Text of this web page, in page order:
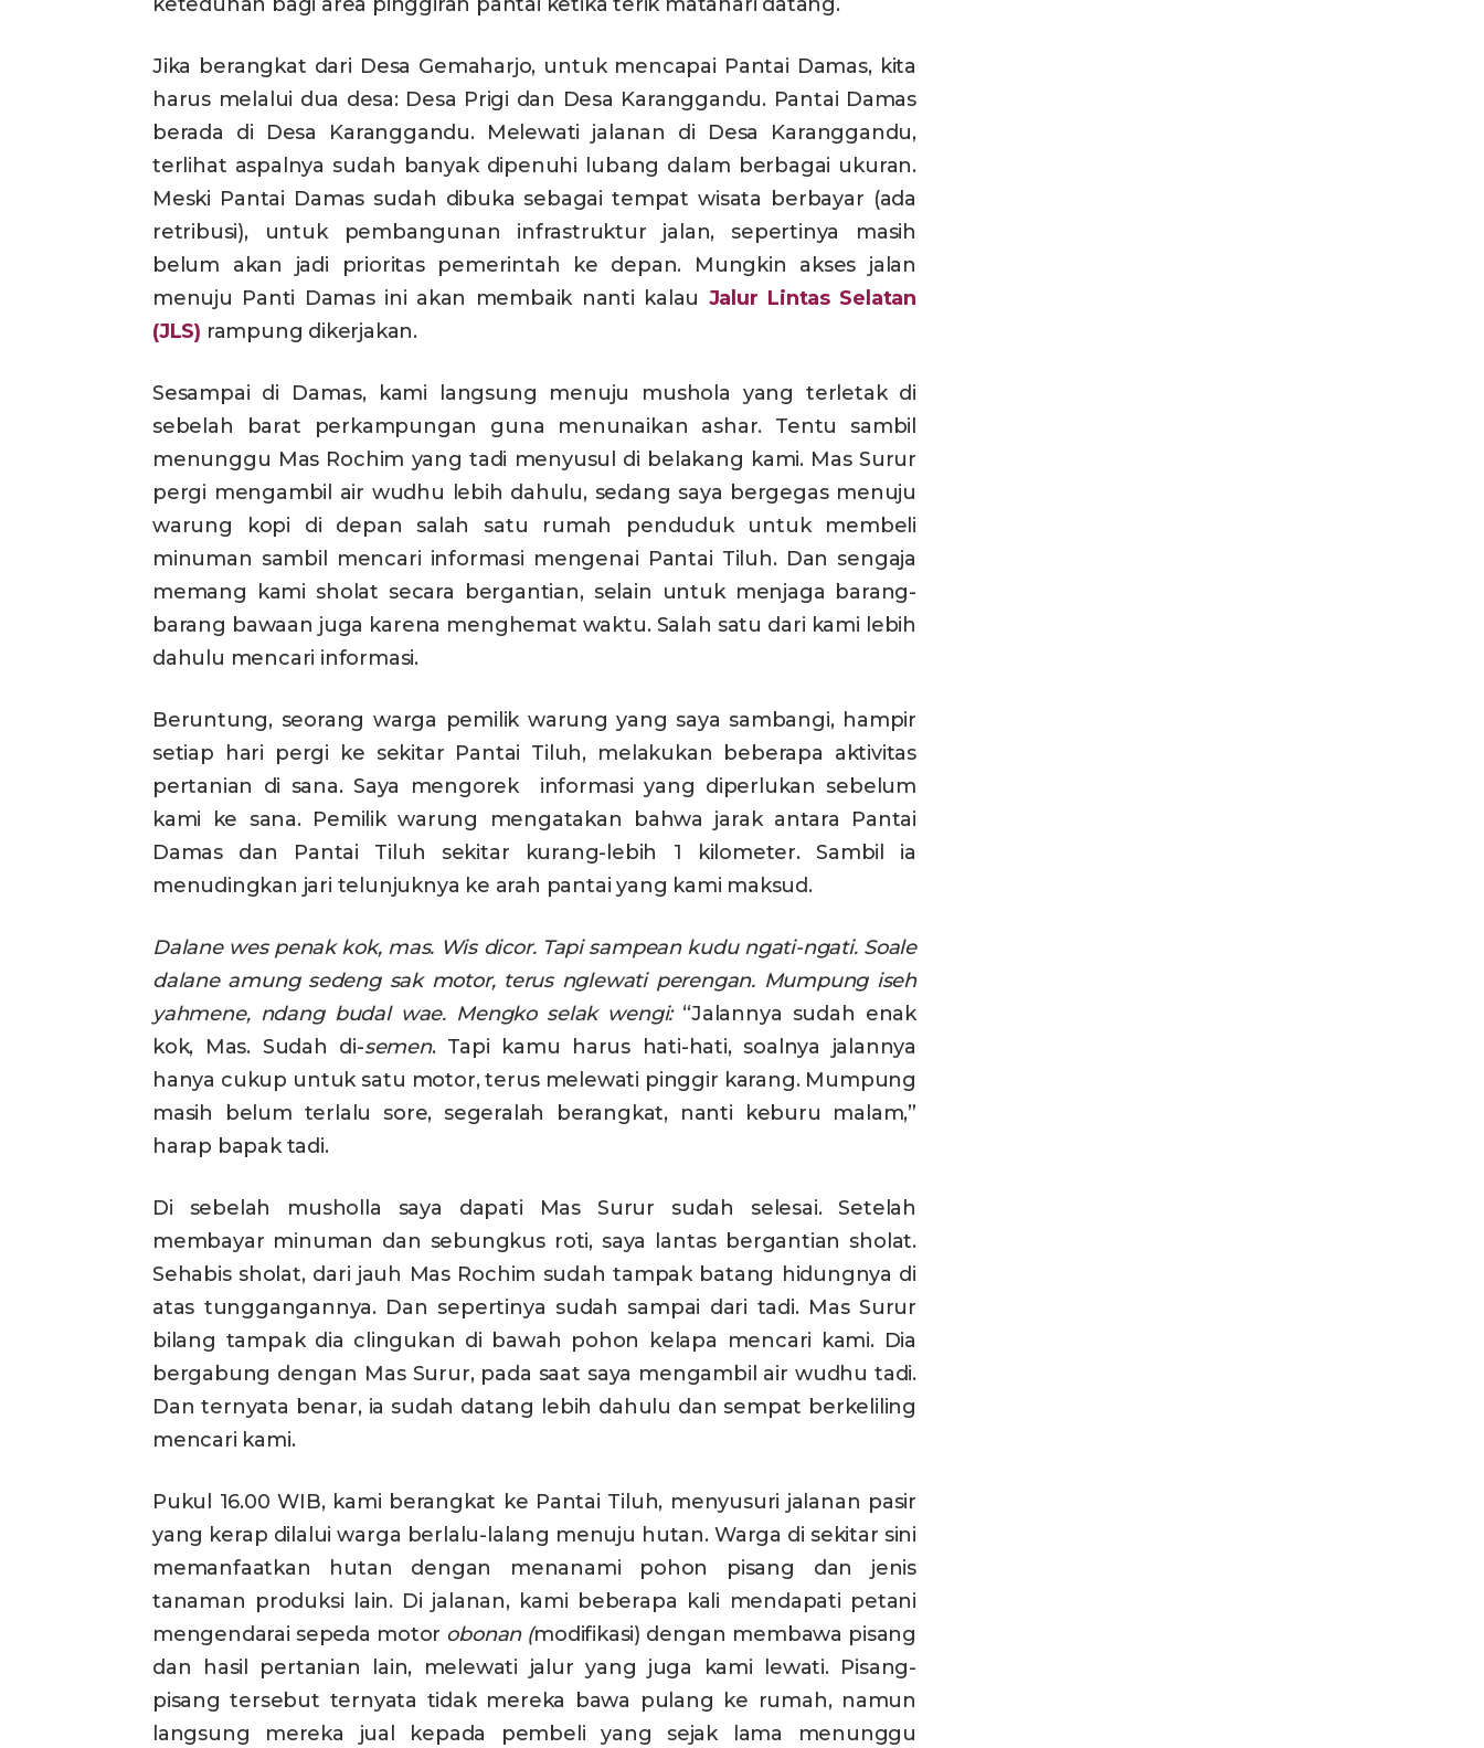
Jika berangkat dari Desa Gemaharjo, untuk mencapai Pantai Damas, kita
harus melalui dua desa: Desa Prigi dan Desa Karanggandu. Pantai Damas
berada di Desa Karanggandu. Melewati jalanan di Desa Karanggandu,
terlihat aspalnya sudah banyak dipenuhi lubang dalam berbagai ukuran.
Meski Pantai Damas sudah dibuka sebagai tempat wisata berbayar (ada
retribusi), untuk pembangunan infrastruktur jalan, sepertinya masih
belum akan jadi prioritas pemerintah ke depan. Mungkin akses jalan
menuju Panti Damas ini akan membaik nanti kalau Jalur Lintas Selatan
(JLS) rampung dikerjakan.
Sesampai di Damas, kami langsung menuju mushola yang terletak di
sebelah barat perkampungan guna menunaikan ashar. Tentu sambil
menunggu Mas Rochim yang tadi menyusul di belakang kami. Mas Surur
pergi mengambil air wudhu lebih dahulu, sedang saya bergegas menuju
warung kopi di depan salah satu rumah penduduk untuk membeli
minuman sambil mencari informasi mengenai Pantai Tiluh. Dan sengaja
memang kami sholat secara bergantian, selain untuk menjaga barang-
barang bawaan juga karena menghemat waktu. Salah satu dari kami lebih
dahulu mencari informasi.
Beruntung, seorang warga pemilik warung yang saya sambangi, hampir
setiap hari pergi ke sekitar Pantai Tiluh, melakukan beberapa aktivitas
pertanian di sana. Saya mengorek informasi yang diperlukan sebelum
kami ke sana. Pemilik warung mengatakan bahwa jarak antara Pantai
Damas dan Pantai Tiluh sekitar kurang-lebih 1 kilometer. Sambil ia
menudingkan jari telunjuknya ke arah pantai yang kami maksud.
Dalane wes penak kok, mas. Wis dicor. Tapi sampean kudu ngati-ngati. Soale
dalane amung sedeng sak motor, terus nglewati perengan. Mumpung iseh
yahmene, ndang budal wae. Mengko selak wengi: “Jalannya sudah enak
kok, Mas. Sudah di-semen. Tapi kamu harus hati-hati, soalnya jalannya
hanya cukup untuk satu motor, terus melewati pinggir karang. Mumpung
masih belum terlalu sore, segeralah berangkat, nanti keburu malam,”
harap bapak tadi.
Di sebelah musholla saya dapati Mas Surur sudah selesai. Setelah
membayar minuman dan sebungkus roti, saya lantas bergantian sholat.
Sehabis sholat, dari jauh Mas Rochim sudah tampak batang hidungnya di
atas tunggangannya. Dan sepertinya sudah sampai dari tadi. Mas Surur
bilang tampak dia clingukan di bawah pohon kelapa mencari kami. Dia
bergabung dengan Mas Surur, pada saat saya mengambil air wudhu tadi.
Dan ternyata benar, ia sudah datang lebih dahulu dan sempat berkeliling
mencari kami.
Pukul 16.00 WIB, kami berangkat ke Pantai Tiluh, menyusuri jalanan pasir
yang kerap dilalui warga berlalu-lalang menuju hutan. Warga di sekitar sini
memanfaatkan hutan dengan menanami pohon pisang dan jenis
tanaman produksi lain. Di jalanan, kami beberapa kali mendapati petani
mengendarai sepeda motor obonan ­(modifikasi) dengan membawa pisang
dan hasil pertanian lain, melewati jalur yang juga kami lewati. Pisang-
pisang tersebut ternyata tidak mereka bawa pulang ke rumah, namun
langsung mereka jual kepada pembeli yang sejak lama menunggu